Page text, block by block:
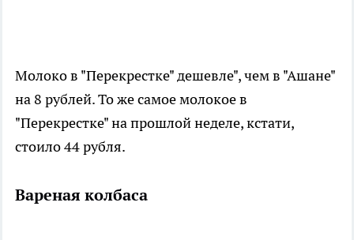
Молоко в "Перекрестке" дешевле", чем в "Ашане"
на 8 рублей. То же самое молокое в
"Перекрестке" на прошлой неделе, кстати,
стоило 44 рубля.
Вареная колбаса